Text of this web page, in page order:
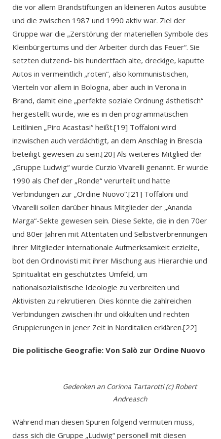
die vor allem Brandstiftungen an kleineren Autos ausübte
und die zwischen 1987 und 1990 aktiv war. Ziel der
Gruppe war die „Zerstörung der materiellen Symbole des
Kleinbürgertums und der Arbeiter durch das Feuer“. Sie
setzten dutzend- bis hundertfach alte, dreckige, kaputte
Autos in vermeintlich „roten“, also kommunistischen,
Vierteln vor allem in Bologna, aber auch in Verona in
Brand, damit eine „perfekte soziale Ordnung ästhetisch“
hergestellt würde, wie es in den programmatischen
Leitlinien „Piro Acastasi“ heißt.[19] Toffaloni wird
inzwischen auch verdächtigt, an dem Anschlag in Brescia
beteiligt gewesen zu sein.[20] Als weiteres Mitglied der
„Gruppe Ludwig“ wurde Curzio Vivarelli genannt. Er wurde
1990 als Chef der „Ronde“ verurteilt und hatte
Verbindungen zur „Ordine Nuovo“.[21] Toffaloni und
Vivarelli sollen darüber hinaus Mitglieder der „Ananda
Marga“-Sekte gewesen sein. Diese Sekte, die in den 70er
und 80er Jahren mit Attentaten und Selbstverbrennungen
ihrer Mitglieder internationale Aufmerksamkeit erzielte,
bot den Ordinovisti mit ihrer Mischung aus Hierarchie und
Spiritualität ein geschütztes Umfeld, um
nationalsozialistische Ideologie zu verbreiten und
Aktivisten zu rekrutieren. Dies könnte die zahlreichen
Verbindungen zwischen ihr und okkulten und rechten
Gruppierungen in jener Zeit in Norditalien erklären.[22]
Die politische Geografie: Von Salò zur Ordine Nuovo
Gedenken an Corinna Tartarotti (c) Robert
Andreasch
Während man diesen Spuren folgend vermuten muss,
dass sich die Gruppe „Ludwig“ personell mit diesen